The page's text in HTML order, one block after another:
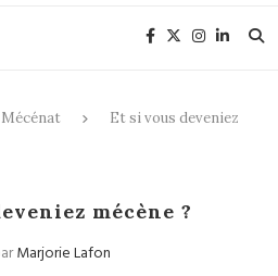
Mécénat
Et si vous deveniez
mécène ?
Marjorie Lafon